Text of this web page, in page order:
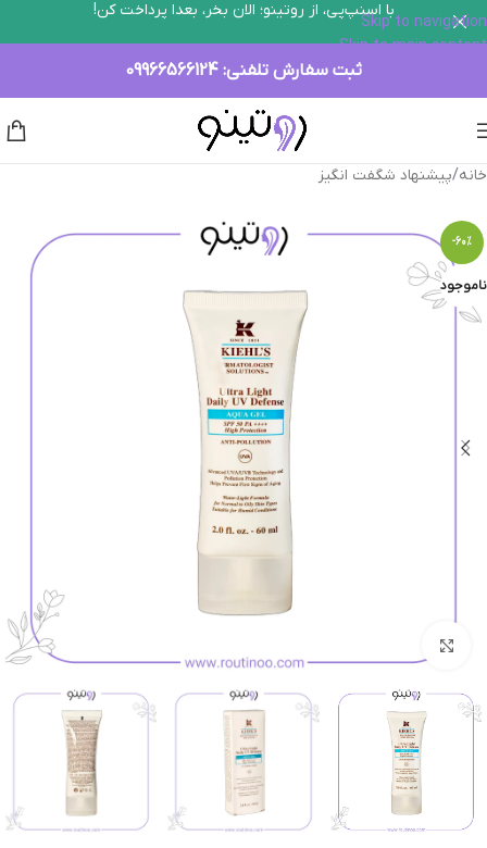
Skip to navigation
Skip to main content
با اسنپ‌پی، از روتینو؛ الان بخر، بعدا پرداخت کن!
ثبت سفارش تلفنی: 09966566124
خانه/پیشنهاد شگفت انگیز
-60%
ناموجود